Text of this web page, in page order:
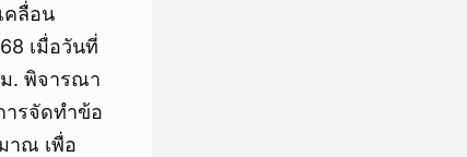
คลื่อน
เมื่อวันที่
ม. พิจารณา
ารจัดทำข้อ
าณ เพื่อ